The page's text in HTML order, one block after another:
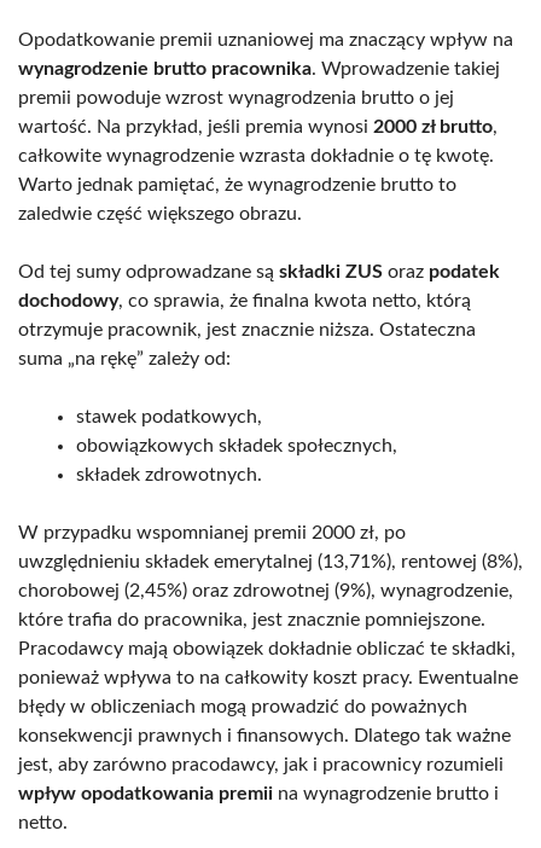
Opodatkowanie premii uznaniowej ma znaczący wpływ na
wynagrodzenie brutto pracownika. Wprowadzenie takiej
premii powoduje wzrost wynagrodzenia brutto o jej
wartość. Na przykład, jeśli premia wynosi 2000 zł brutto,
całkowite wynagrodzenie wzrasta dokładnie o tę kwotę.
Warto jednak pamiętać, że wynagrodzenie brutto to
zaledwie część większego obrazu.
Od tej sumy odprowadzane są składki ZUS oraz podatek
dochodowy, co sprawia, że finalna kwota netto, którą
otrzymuje pracownik, jest znacznie niższa. Ostateczna
suma „na rękę” zależy od:
stawek podatkowych,
obowiązkowych składek społecznych,
składek zdrowotnych.
W przypadku wspomnianej premii 2000 zł, po
uwzględnieniu składek emerytalnej (13,71%), rentowej (8%),
chorobowej (2,45%) oraz zdrowotnej (9%), wynagrodzenie,
które trafia do pracownika, jest znacznie pomniejszone.
Pracodawcy mają obowiązek dokładnie obliczać te składki,
ponieważ wpływa to na całkowity koszt pracy. Ewentualne
błędy w obliczeniach mogą prowadzić do poważnych
konsekwencji prawnych i finansowych. Dlatego tak ważne
jest, aby zarówno pracodawcy, jak i pracownicy rozumieli
wpływ opodatkowania premii na wynagrodzenie brutto i
netto.